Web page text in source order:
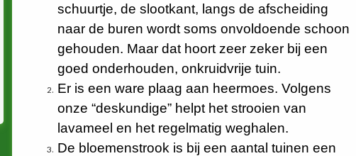
schuurtje, de slootkant, langs de afscheiding
naar de buren wordt soms onvoldoende schoon
gehouden. Maar dat hoort zeer zeker bij een
goed onderhouden, onkruidvrije tuin.
Er is een ware plaag aan heermoes. Volgens
onze “deskundige” helpt het strooien van
lavameel en het regelmatig weghalen.
De bloemenstrook is bij een aantal tuinen een